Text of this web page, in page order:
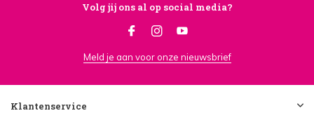
Volg jij ons al op social media?
Meld je aan voor onze nieuwsbrief
Klantenservice